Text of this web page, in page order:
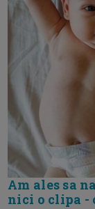
Am ales sa
nici o clipa -